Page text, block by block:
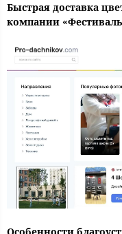
Быстрая доставка
компании